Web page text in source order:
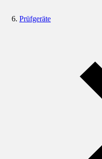
Prüfgeräte